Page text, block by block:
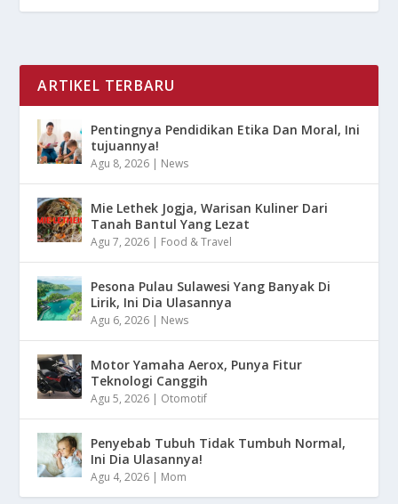
ARTIKEL TERBARU
Pentingnya Pendidikan Etika Dan Moral, Ini
tujuannya!
Agu 8, 2026 | News
Mie Lethek Jogja, Warisan Kuliner Dari
Tanah Bantul Yang Lezat
Agu 7, 2026 | Food & Travel
Pesona Pulau Sulawesi Yang Banyak Di
Lirik, Ini Dia Ulasannya
Agu 6, 2026 | News
Motor Yamaha Aerox, Punya Fitur
Teknologi Canggih
Agu 5, 2026 | Otomotif
Penyebab Tubuh Tidak Tumbuh Normal,
Ini Dia Ulasannya!
Agu 4, 2026 | Mom